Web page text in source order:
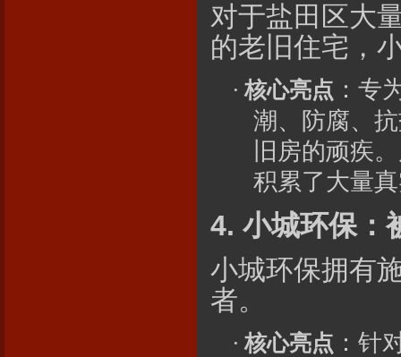
对于盐田区大
的老旧住宅，
· 核心亮点 ：专
潮、防腐、
旧房的顽疾
积累了大量
4. 小城环保：
小城环保拥有
者。
· 核心亮点 ：针